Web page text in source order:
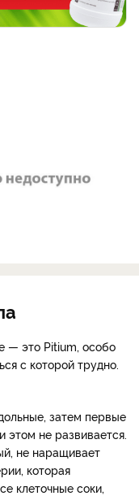
— это Pitium, особо
с которой трудно.
затем первые
этом не развивается.
не наращивает
которая
клеточные соки,